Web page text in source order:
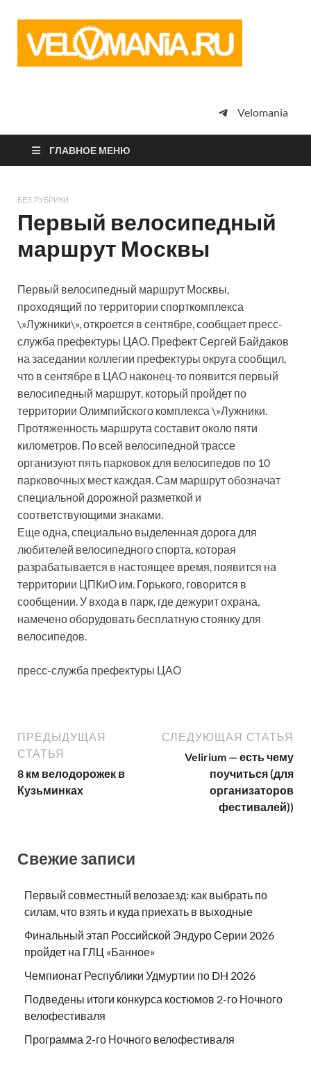
просто
Velomania
ГЛАВНОЕ МЕНЮ
БЕЗ РУБРИКИ
Первый велосипедный
маршрут Москвы
Первый велосипедный маршрут Москвы,
проходящий по территории спорткомплекса
\»Лужники\», откроется в сентябре, сообщает пресс-
служба префектуры ЦАО. Префект Сергей Байдаков
на заседании коллегии префектуры округа сообщил,
что в сентябре в ЦАО наконец-то появится первый
велосипедный маршрут, который пройдет по
территории Олимпийского комплекса \»Лужники.
Протяженность маршрута составит около пяти
километров. По всей велосипедной трассе
организуют пять парковок для велосипедов по 10
парковочных мест каждая. Сам маршрут обозначат
специальной дорожной разметкой и
соответствующими знаками.
Еще одна, специально выделенная дорога для
любителей велосипедного спорта, которая
разрабатывается в настоящее время, появится на
территории ЦПКиО им. Горького, говорится в
сообщении. У входа в парк, где дежурит охрана,
намечено оборудовать бесплатную стоянку для
велосипедов.
пресс-служба префектуры ЦАО
ПРЕДЫДУЩАЯ
СТАТЬЯ
8 км велодорожек в
Кузьминках
СЛЕДУЮЩАЯ СТАТЬЯ
Velirium — есть чему
поучиться (для
организаторов
фестивалей))
Свежие записи
Первый совместный велозаезд: как выбрать по
силам, что взять и куда приехать в выходные
Финальный этап Российской Эндуро Серии 2026
пройдет на ГЛЦ «Банное»
Чемпионат Республики Удмуртии по DH 2026
Подведены итоги конкурса костюмов 2-го Ночного
велофестиваля
Программа 2-го Ночного велофестиваля